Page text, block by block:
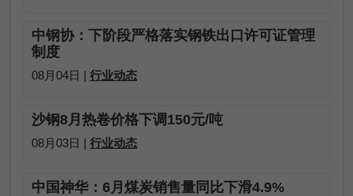
中钢协：下阶段严格落实钢铁出口许可证管理
制度
08月04日 | 行业动态
沙钢8月热卷价格下调150元/吨
08月03日 | 行业动态
中国神华：6月煤炭销售量同比下滑4.9%